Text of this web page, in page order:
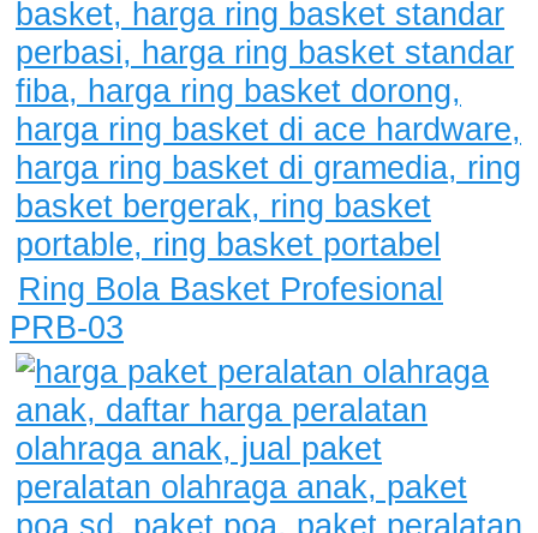
Ring Bola Basket Profesional
PRB-03